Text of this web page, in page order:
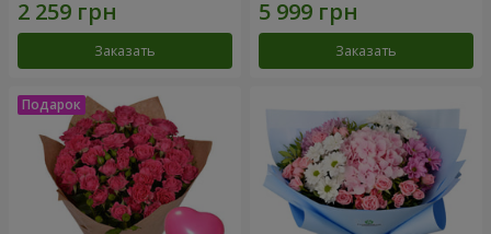
Заказать Заказать